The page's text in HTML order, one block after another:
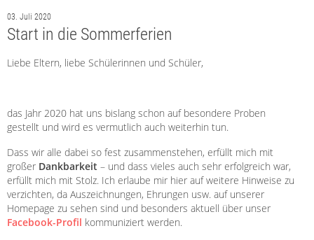
03. Juli 2020
Start in die Sommerferien
Liebe Eltern, liebe Schülerinnen und Schüler,
das Jahr 2020 hat uns bislang schon auf besondere Proben
gestellt und wird es vermutlich auch weiterhin tun.
Dass wir alle dabei so fest zusammenstehen, erfüllt mich mit
großer Dankbarkeit – und dass vieles auch sehr erfolgreich war,
erfüllt mich mit Stolz. Ich erlaube mir hier auf weitere Hinweise zu
verzichten, da Auszeichnungen, Ehrungen usw. auf unserer
Homepage zu sehen sind und besonders aktuell über unser
Facebook-Profil kommuniziert werden.